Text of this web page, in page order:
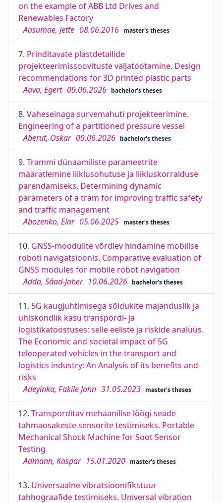
on the example of ABB Ltd Drives and
Renewables Factory
Aasumäe, Jette 08.06.2016 master's theses
7. Prinditavate plastdetailide
projekteerimissoovituste väljatöötamine. Design
recommendations for 3D printed plastic parts
Aava, Egert 09.06.2026 bachelor's theses
8. Vaheseinaga survemahuti projekteerimine.
Engineering of a partitioned pressure vessel
Aberut, Oskar 09.06.2026 bachelor's theses
9. Trammi dünaamiliste parameetrite
määratlemine liiklusohutuse ja liikluskorralduse
parendamiseks. Determining dynamic
parameters of a tram for improving traffic safety
and traffic management
Abozenko, Elar 05.06.2025 master's theses
10. GNSS-moodulite võrdlev hindamine mobiilse
roboti navigatsioonis. Comparative evaluation of
GNSS modules for mobile robot navigation
Adda, Sâad-Jaber 10.06.2026 bachelor's theses
11. 5G kaugjuhtimisega sõidukite majanduslik ja
ühiskondlik kasu transpordi- ja
logistikatööstuses: selle eeliste ja riskide analüüs.
The Economic and societal impact of 5G
teleoperated vehicles in the transport and
logistics industry: An Analysis of its benefits and
risks
Adeyinka, Fakile John 31.05.2023 master's theses
12. Transporditav mehaanilise löögi seade
tahmaosakeste sensorite testimiseks. Portable
Mechanical Shock Machine for Soot Sensor
Testing
Admann, Kaspar 15.01.2020 master's theses
13. Universaalne vibratsioonifikstuur
tahhograafide testimiseks. Universal vibration